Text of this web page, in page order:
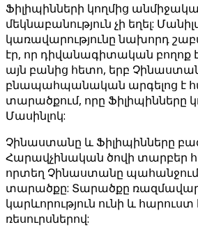
Ֆիլիպինների կողմից
մեկնաբանություն չի եղել:
կառավարությունը նախորդ
էր, որ դիվանագիտական բողոք է
այն բանից հետո, երբ
բնապահպանական արգելոց է
տարածքում, որը Ֆիլիպինները
Մասինլոկ:
Չինաստանը և Ֆիլիպինները
Հարավչինական ծովի տարբեր
որտեղ Չինաստանը պահանջում
տարածքը: Տարածքը
կարևորություն ունի և
ռեսուրսներով: